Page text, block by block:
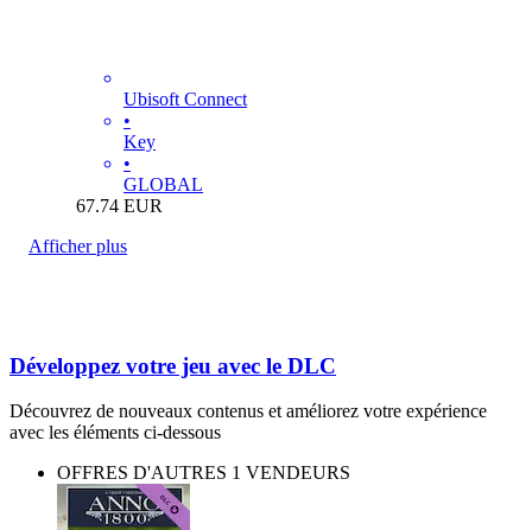
Ubisoft Connect
•
Key
•
GLOBAL
67.74 EUR
Afficher plus
Développez votre jeu avec le DLC
Découvrez de nouveaux contenus et améliorez votre expérience
avec les éléments ci-dessous
OFFRES D'AUTRES 1 VENDEURS